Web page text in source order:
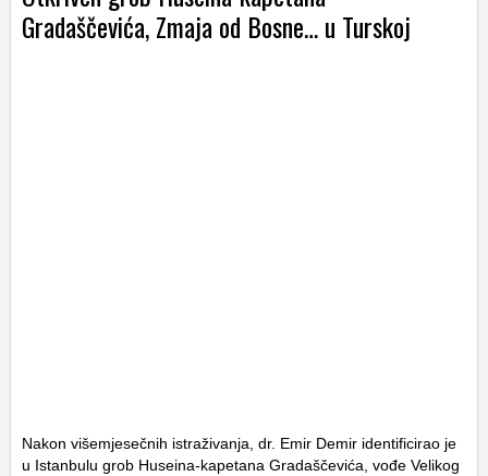
Gradaščevića, Zmaja od Bosne… u Turskoj
Nakon višemjesečnih istraživanja, dr. Emir Demir identificirao je
u Istanbulu grob Huseina-kapetana Gradaščevića, vođe Velikog